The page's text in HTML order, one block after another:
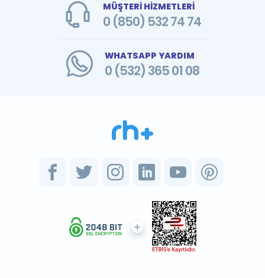
MÜŞTERİ HİZMETLERİ
0 (850) 532 74 74
WHATSAPP YARDIM
0 (532) 365 01 08